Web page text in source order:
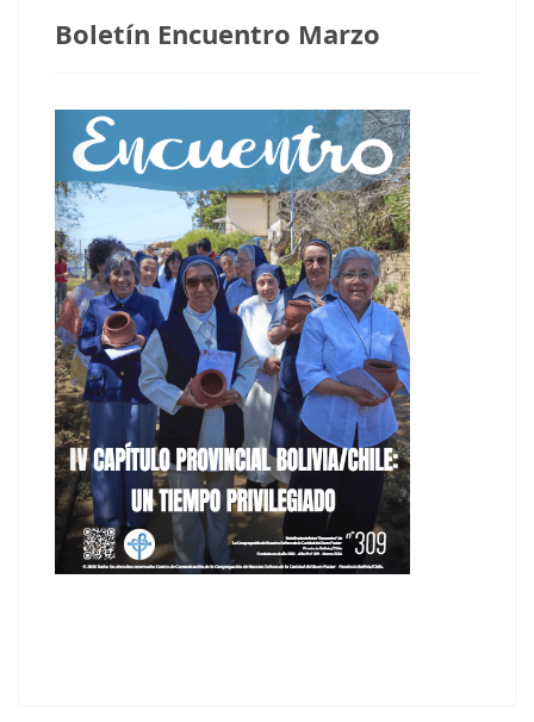
Boletín Encuentro Marzo